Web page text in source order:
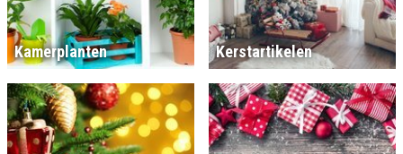
Kamerplanten Kerstartikelen